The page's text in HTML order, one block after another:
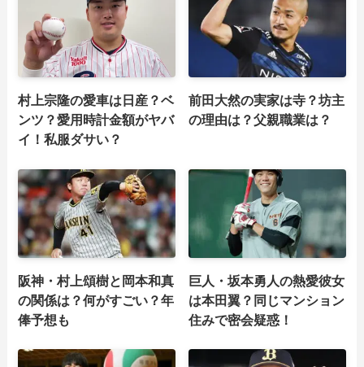
村上宗隆の愛車は日産？ベ
ンツ？愛用時計金額がヤバ
イ！私服ダサい？
前田大然の実家は寺？坊主
の理由は？父親職業は？
阪神・村上頌樹と岡本和真
の関係は？何がすごい？年
俸予想も
巨人・坂本勇人の熱愛彼女
は本田翼？同じマンション
住みで密会疑惑！